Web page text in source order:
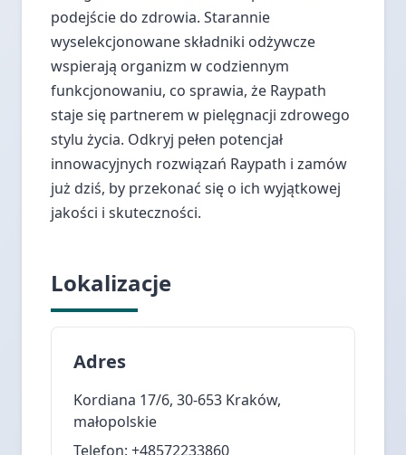
podejście do zdrowia. Starannie
wyselekcjonowane składniki odżywcze
wspierają organizm w codziennym
funkcjonowaniu, co sprawia, że Raypath
staje się partnerem w pielęgnacji zdrowego
stylu życia. Odkryj pełen potencjał
innowacyjnych rozwiązań Raypath i zamów
już dziś, by przekonać się o ich wyjątkowej
jakości i skuteczności.
Lokalizacje
Adres
Kordiana 17/6, 30-653 Kraków,
małopolskie
Telefon: +48572233860